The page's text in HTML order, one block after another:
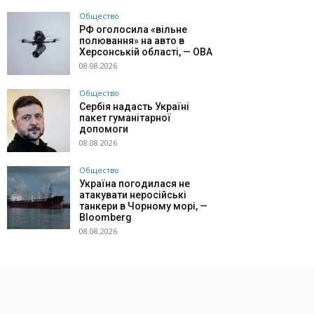
Общество
РФ оголосила «вільне
полювання» на авто в
Херсонській області, — ОВА
08.08.2026
Общество
Сербія надасть Україні
пакет гуманітарної
допомоги
08.08.2026
Общество
Україна погодилася не
атакувати неросійські
танкери в Чорному морі, —
Bloomberg
08.08.2026